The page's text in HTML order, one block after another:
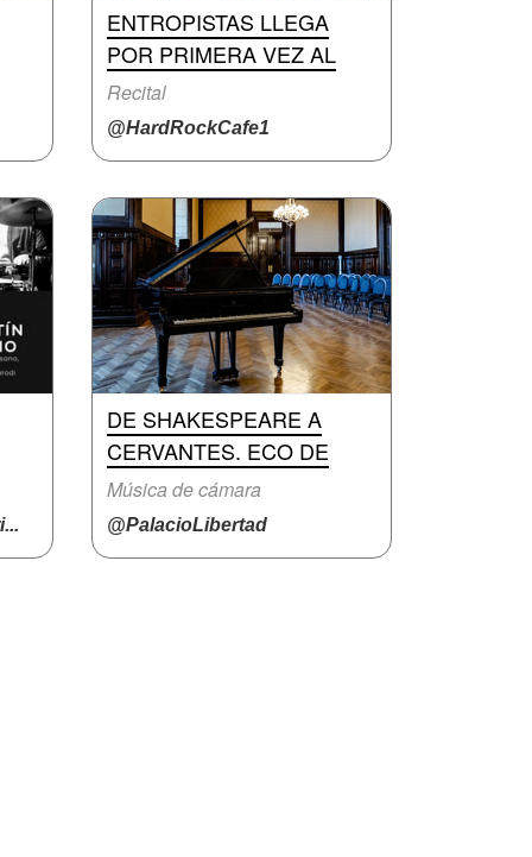
ENTROPISTAS LLEGA
POR PRIMERA VEZ AL
Recital
@HardRockCafe1
DE SHAKESPEARE A
CERVANTES. ECO DE
Música de cámara
@PalacioLibertad